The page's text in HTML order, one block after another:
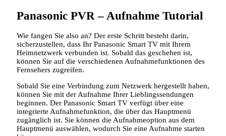
Panasonic PVR – Aufnahme Tutorial
Wie fangen Sie also an? Der erste Schritt besteht darin,
sicherzustellen, dass Ihr Panasonic Smart TV mit Ihrem
Heimnetzwerk verbunden ist. Sobald das geschehen ist,
können Sie auf die verschiedenen Aufnahmefunktionen des
Fernsehers zugreifen.
Sobald Sie eine Verbindung zum Netzwerk hergestellt haben,
können Sie mit der Aufnahme Ihrer Lieblingssendungen
beginnen. Der Panasonic Smart TV verfügt über eine
integrierte Aufnahmefunktion, die über das Hauptmenü
zugänglich ist. Sie können die Aufnahmeoption aus dem
Hauptmenü auswählen, wodurch Sie eine Aufnahme starten